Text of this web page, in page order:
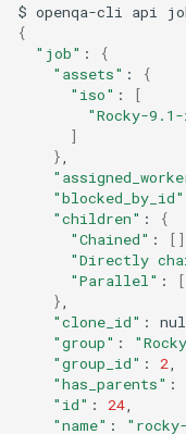
$ openqa-cli api
{
"job" :
{
"assets" :
{
"iso" :
[
"Rocky-
]
}
"blocked_by_id"
"children" :
{
"Chained" : []
"Directly
"Parallel" :
}
"clone_id" :
"group" :
"group_id" : 2
"has_parents" :
"id" : 24
"name" :